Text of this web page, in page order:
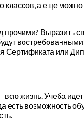
а еще
прочими?
Сертификата или
жизнь. Учеба
есть возможность